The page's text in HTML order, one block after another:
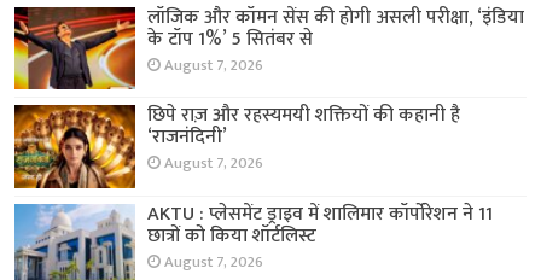
लॉजिक और कॉमन सेंस की होगी असली परीक्षा, ‘इंडिया
के टॉप 1%’ 5 सितंबर से
August 7, 2026
छिपे राज़ और रहस्यमयी शक्तियों की कहानी है
‘राजनंदिनी’
August 7, 2026
AKTU : प्लेसमेंट ड्राइव में शालिमार कॉर्पोरेशन ने 11
छात्रों को किया शॉर्टलिस्ट
August 7, 2026